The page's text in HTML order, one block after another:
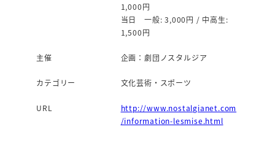
1,000円
当日 一般: 3,000円 / 中高生:
1,500円
主催 企画：劇団ノスタルジア
カテゴリー 文化芸術・スポーツ
URL
http://www.nostalgianet.com
/information-lesmise.html